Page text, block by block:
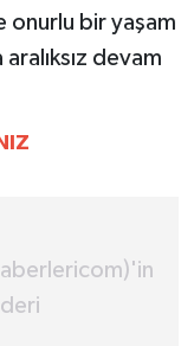
onurlu bir yaşam
devam